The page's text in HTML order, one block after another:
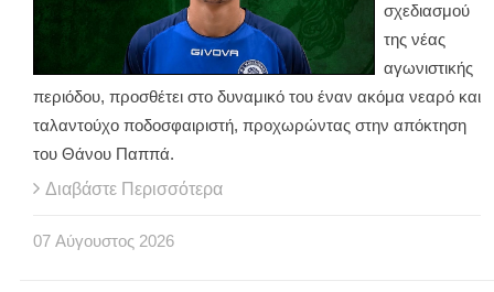
σχεδιασμού
της νέας
αγωνιστικής
περιόδου, προσθέτει στο δυναμικό του έναν ακόμα νεαρό και
ταλαντούχο ποδοσφαιριστή, προχωρώντας στην απόκτηση
του Θάνου Παππά.
Διαβάστε Περισσότερα
07 Αύγουστος 2026